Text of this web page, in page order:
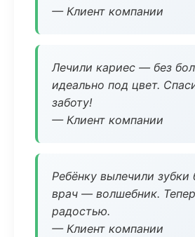
— Клиент компании
Лечили кариес — без
идеально под цвет.
заботу!
— Клиент компании
Ребёнку вылечили зубки
врач — волшебник.
радостью.
— Клиент компании